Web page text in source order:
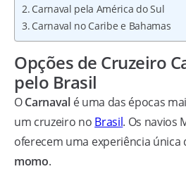
Carnaval pela América do Sul
Carnaval no Caribe e Bahamas
Opções de Cruzeiro
pelo Brasil
OCarnavalé uma das épocas
um cruzeiro no Brasil. Os navios
oferecem uma experiência única
momo.